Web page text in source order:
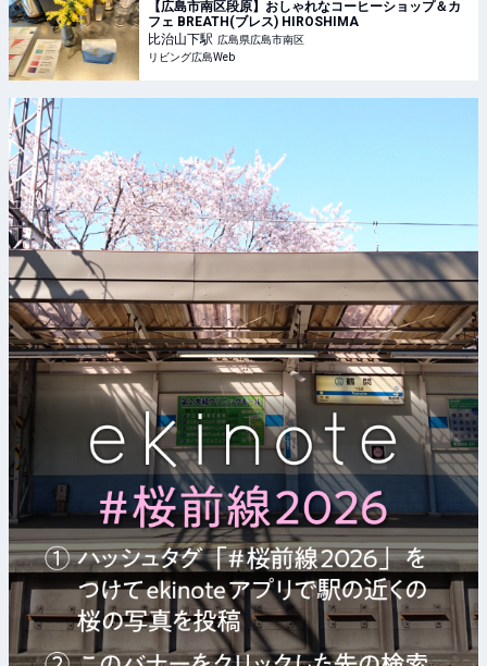
【広島市南区段原】おしゃれなコーヒーショップ＆カ
フェ BREATH(ブレス) HIROSHIMA
比治山下駅 広島県広島市南区
リビング広島Web